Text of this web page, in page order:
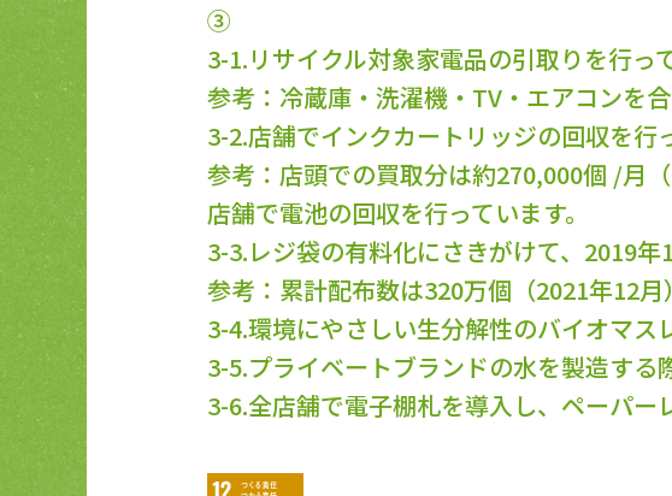
③
3-1.リサイクル対象家電品の引取りを行っ
参考：冷蔵庫・洗濯機・TV・エアコンを
3-2.店舗でインクカートリッジの回収を行
参考：店頭での買取分は約270,000個 /月（
店舗で電池の回収を行っています。
3-3.レジ袋の有料化にさきがけて、2019
参考：累計配布数は320万個（2021年12月）
3-4.環境にやさしい生分解性のバイオマス
3-5.プライベートブランドの水を製造する
3-6.全店舗で電子棚札を導入し、ペーパー